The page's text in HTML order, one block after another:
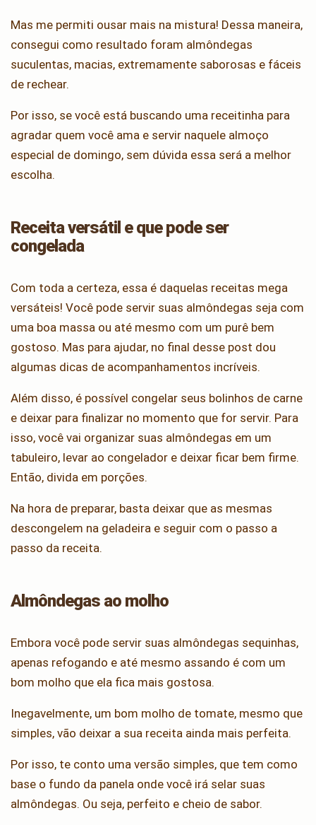
Mas me permiti ousar mais na mistura! Dessa maneira,
consegui como resultado foram almôndegas
suculentas, macias, extremamente saborosas e fáceis
de rechear.
Por isso, se você está buscando uma receitinha para
agradar quem você ama e servir naquele almoço
especial de domingo, sem dúvida essa será a melhor
escolha.
Receita versátil e que pode ser
congelada
Com toda a certeza, essa é daquelas receitas mega
versáteis! Você pode servir suas almôndegas seja com
uma boa massa ou até mesmo com um purê bem
gostoso. Mas para ajudar, no final desse post dou
algumas dicas de acompanhamentos incríveis.
Além disso, é possível congelar seus bolinhos de carne
e deixar para finalizar no momento que for servir. Para
isso, você vai organizar suas almôndegas em um
tabuleiro, levar ao congelador e deixar ficar bem firme.
Então, divida em porções.
Na hora de preparar, basta deixar que as mesmas
descongelem na geladeira e seguir com o passo a
passo da receita.
Almôndegas ao molho
Embora você pode servir suas almôndegas sequinhas,
apenas refogando e até mesmo assando é com um
bom molho que ela fica mais gostosa.
Inegavelmente, um bom molho de tomate, mesmo que
simples, vão deixar a sua receita ainda mais perfeita.
Por isso, te conto uma versão simples, que tem como
base o fundo da panela onde você irá selar suas
almôndegas. Ou seja, perfeito e cheio de sabor.